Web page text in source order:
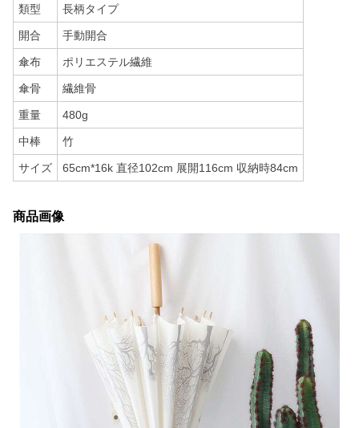
類型 長柄タイプ
開合 手動開合
傘布 ポリエステル繊維
傘骨 繊維骨
重量 480g
中棒 竹
サイズ 65cm*16k 直径102cm 展開116cm 収納時84cm
商品画像